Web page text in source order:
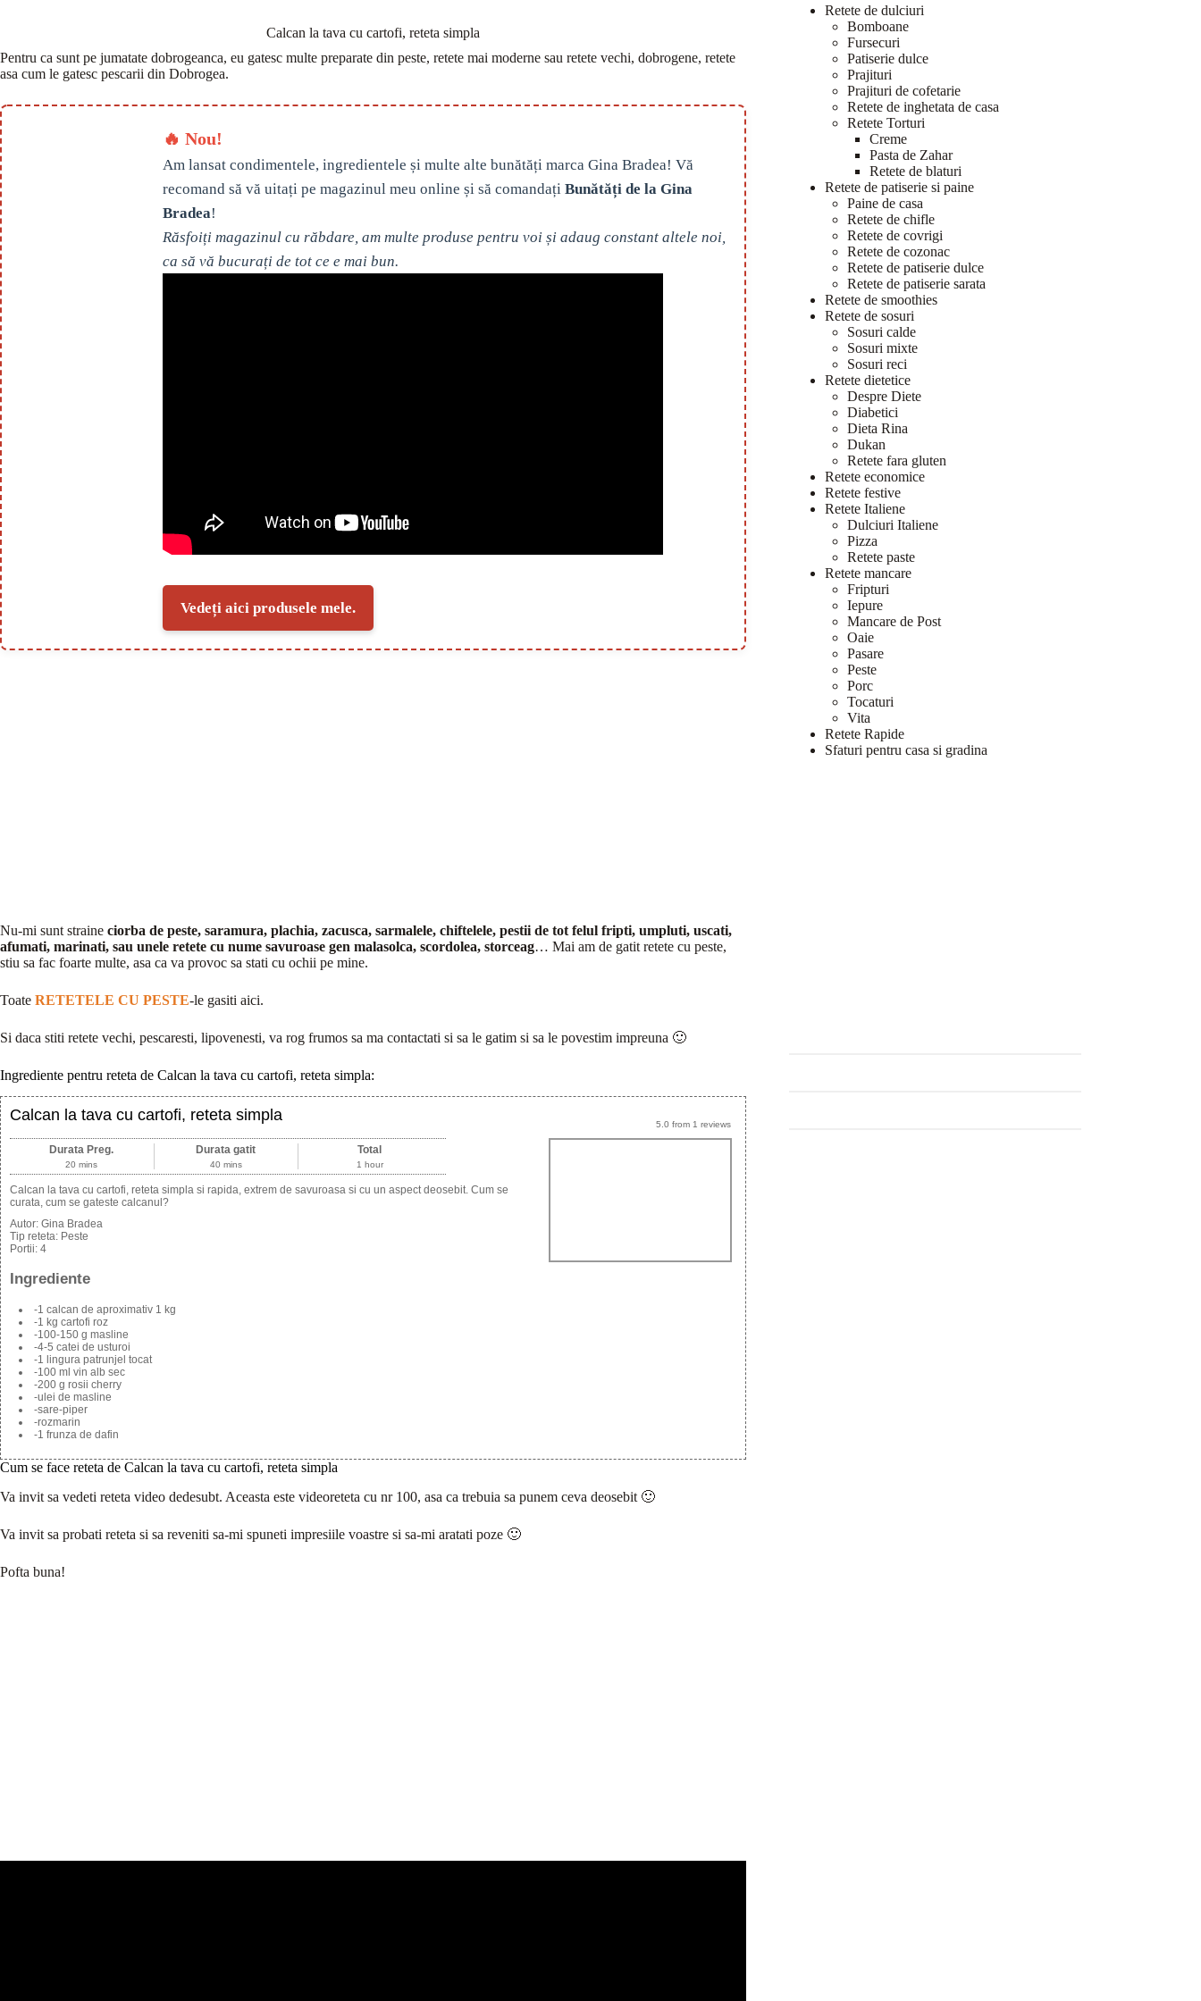
Calcan la tava cu cartofi, reteta simpla
Pentru ca sunt pe jumatate dobrogeanca, eu gatesc multe preparate din peste, retete mai moderne sau retete vechi, dobrogene, retete
asa cum le gatesc pescarii din Dobrogea.
🔥 Nou!
Am lansat condimentele, ingredientele și multe alte bunătăți marca Gina Bradea! Vă
recomand să vă uitați pe magazinul meu online și să comandați Bunătăți de la Gina
Bradea!
Răsfoiți magazinul cu răbdare, am multe produse pentru voi și adaug constant altele noi,
ca să vă bucurați de tot ce e mai bun.
Vedeți aici produsele mele.
Nu-mi sunt straine ciorba de peste, saramura, plachia, zacusca, sarmalele, chiftelele, pestii de tot felul fripti, umpluti, uscati,
afumati, marinati, sau unele retete cu nume savuroase gen malasolca, scordolea, storceag… Mai am de gatit retete cu peste,
stiu sa fac foarte multe, asa ca va provoc sa stati cu ochii pe mine.
Toate RETETELE CU PESTE-le gasiti aici.
Si daca stiti retete vechi, pescaresti, lipovenesti, va rog frumos sa ma contactati si sa le gatim si sa le povestim impreuna 🙂
Ingrediente pentru reteta de Calcan la tava cu cartofi, reteta simpla:
5.0 from1 reviews
Calcan la tava cu cartofi, reteta simpla
Durata Preg.
20 mins
Durata gatit
40 mins
Total
1 hour
Calcan la tava cu cartofi, reteta simpla si rapida, extrem de savuroasa si cu un aspect deosebit. Cum se
curata, cum se gateste calcanul?
Autor: Gina Bradea
Tip reteta: Peste
Portii: 4
Ingrediente
-1 calcan de aproximativ 1 kg
-1 kg cartofi roz
-100-150 g masline
-4-5 catei de usturoi
-1 lingura patrunjel tocat
-100 ml vin alb sec
-200 g rosii cherry
-ulei de masline
-sare-piper
-rozmarin
-1 frunza de dafin
Cum se face reteta de Calcan la tava cu cartofi, reteta simpla
Va invit sa vedeti reteta video dedesubt. Aceasta este videoreteta cu nr 100, asa ca trebuia sa punem ceva deosebit 🙂
Va invit sa probati reteta si sa reveniti sa-mi spuneti impresiile voastre si sa-mi aratati poze 🙂
Pofta buna!
Retete de dulciuri
Bomboane
Fursecuri
Patiserie dulce
Prajituri
Prajituri de cofetarie
Retete de inghetata de casa
Retete Torturi
Creme
Pasta de Zahar
Retete de blaturi
Retete de patiserie si paine
Paine de casa
Retete de chifle
Retete de covrigi
Retete de cozonac
Retete de patiserie dulce
Retete de patiserie sarata
Retete de smoothies
Retete de sosuri
Sosuri calde
Sosuri mixte
Sosuri reci
Retete dietetice
Despre Diete
Diabetici
Dieta Rina
Dukan
Retete fara gluten
Retete economice
Retete festive
Retete Italiene
Dulciuri Italiene
Pizza
Retete paste
Retete mancare
Fripturi
Iepure
Mancare de Post
Oaie
Pasare
Peste
Porc
Tocaturi
Vita
Retete Rapide
Sfaturi pentru casa si gradina